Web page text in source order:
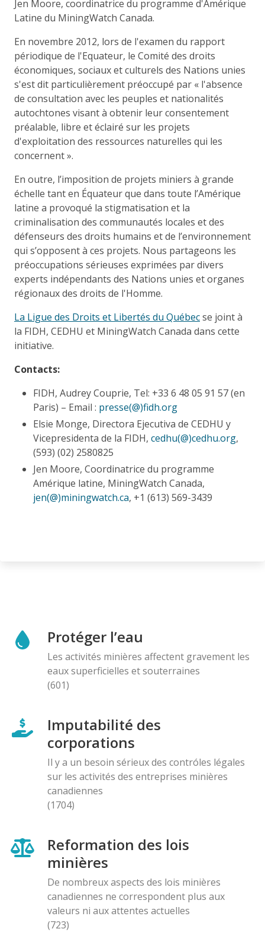
Jen Moore, coordinatrice du programme d'Amérique
Latine du MiningWatch Canada.
En novembre 2012, lors de l'examen du rapport
périodique de l'Equateur, le Comité des droits
économiques, sociaux et culturels des Nations unies
s'est dit particulièrement préoccupé par « l'absence
de consultation avec les peuples et nationalités
autochtones visant à obtenir leur consentement
préalable, libre et éclairé sur les projets
d'exploitation des ressources naturelles qui les
concernent ».
En outre, l’imposition de projets miniers à grande
échelle tant en Équateur que dans toute l’Amérique
latine a provoqué la stigmatisation et la
criminalisation des communautés locales et des
défenseurs des droits humains et de l’environnement
qui s’opposent à ces projets. Nous partageons les
préoccupations sérieuses exprimées par divers
experts indépendants des Nations unies et organes
régionaux des droits de l'Homme.
La Ligue des Droits et Libertés du Québecse joint à
la FIDH, CEDHU et MiningWatch Canada dans cette
initiative.
Contacts:
FIDH, Audrey Couprie, Tel: +33 6 48 05 91 57 (en
Paris) – Email : presse(@)fidh.org
Elsie Monge, Directora Ejecutiva de CEDHU y
Vicepresidenta de la FIDH, cedhu(@)cedhu.org,
(593) (02) 2580825
Jen Moore, Coordinatrice du programme
Amérique latine, MiningWatch Canada,
jen(@)miningwatch.ca, +1 (613) 569-3439
Protéger l’eau
Les activités minières affectent gravement les
eaux superficielles et souterraines
(601)
Imputabilité des
corporations
Il y a un besoin sérieux des contróles légales
sur les activités des entreprises minières
canadiennes
(1704)
Reformation des lois
minières
De nombreux aspects des lois minières
canadiennes ne correspondent plus aux
valeurs ni aux attentes actuelles
(723)